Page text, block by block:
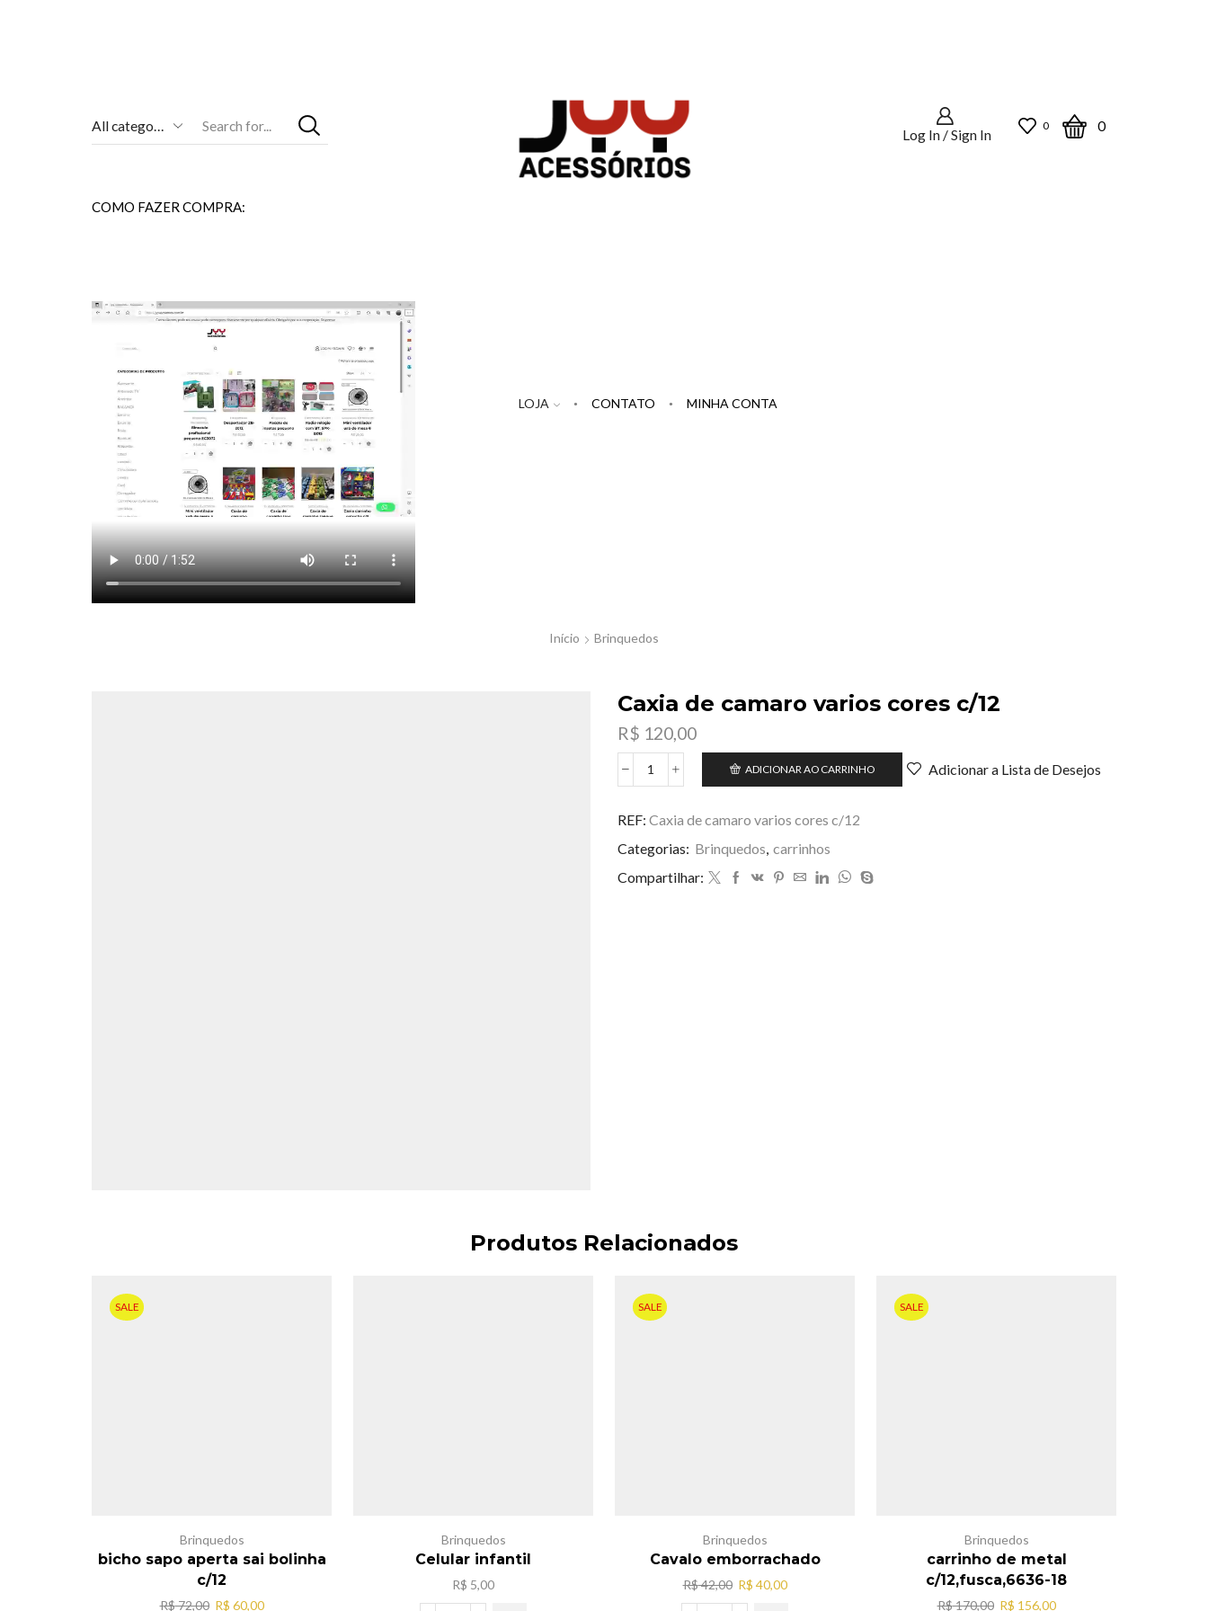
Entrada
Log In / Sign In
0 0
COMO FAZER COMPRA:
LOJA CONTATO MINHA CONTA
Início Brinquedos
Caxia de camaro varios cores c/12
R$ 120,00
Caxia
camaro
cores
quantidade
ADICIONAR AO CARRINHO Adicionar a Lista de Desejos
REF: Caxia de camaro varios cores c/12
Categorias: Brinquedos, carrinhos
Compartilhar:
Produtos Relacionados
SALE
Brinquedos
bicho sapo aperta sai bolinha
c/12
R$72,00 O
R$ 60,00O
Brinquedos
Celular infantil
R$ 5,00
SALE
Brinquedos
Cavalo emborrachado
R$42,00 O
preço
R$ 40,00O
SALE
Brinquedos
carrinho de metal
c/12,fusca,6636-18
R$170,00 O
R$ 156,00O